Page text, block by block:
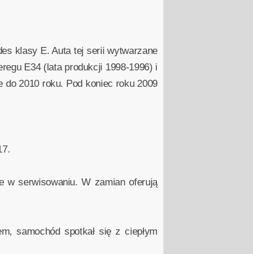
klasy E. Auta tej serii wytwarzane
E34 (lata produkcji 1998-1996) i
do 2010 roku. Pod koniec roku 2009
w serwisowaniu. W zamian oferują
samochód spotkał się z ciepłym